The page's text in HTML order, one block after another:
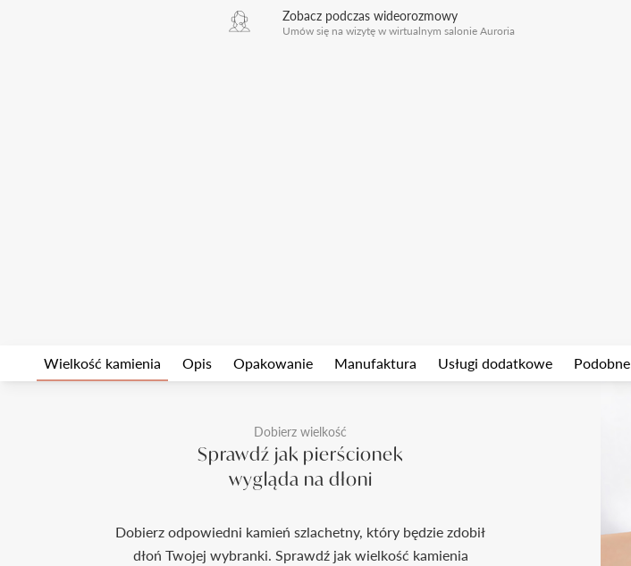
Zobacz podczas wideorozmowy
Umów się na wizytę w wirtualnym salonie Auroria
Wielkość kamienia Opis Opakowanie Manufaktura Usługi dodatkowe Podobne
Dobierz wielkość
Sprawdź jak pierścionek
wygląda na dłoni
Dobierz odpowiedni kamień szlachetny, który będzie zdobił
dłoń Twojej wybranki. Sprawdź jak wielkość kamienia